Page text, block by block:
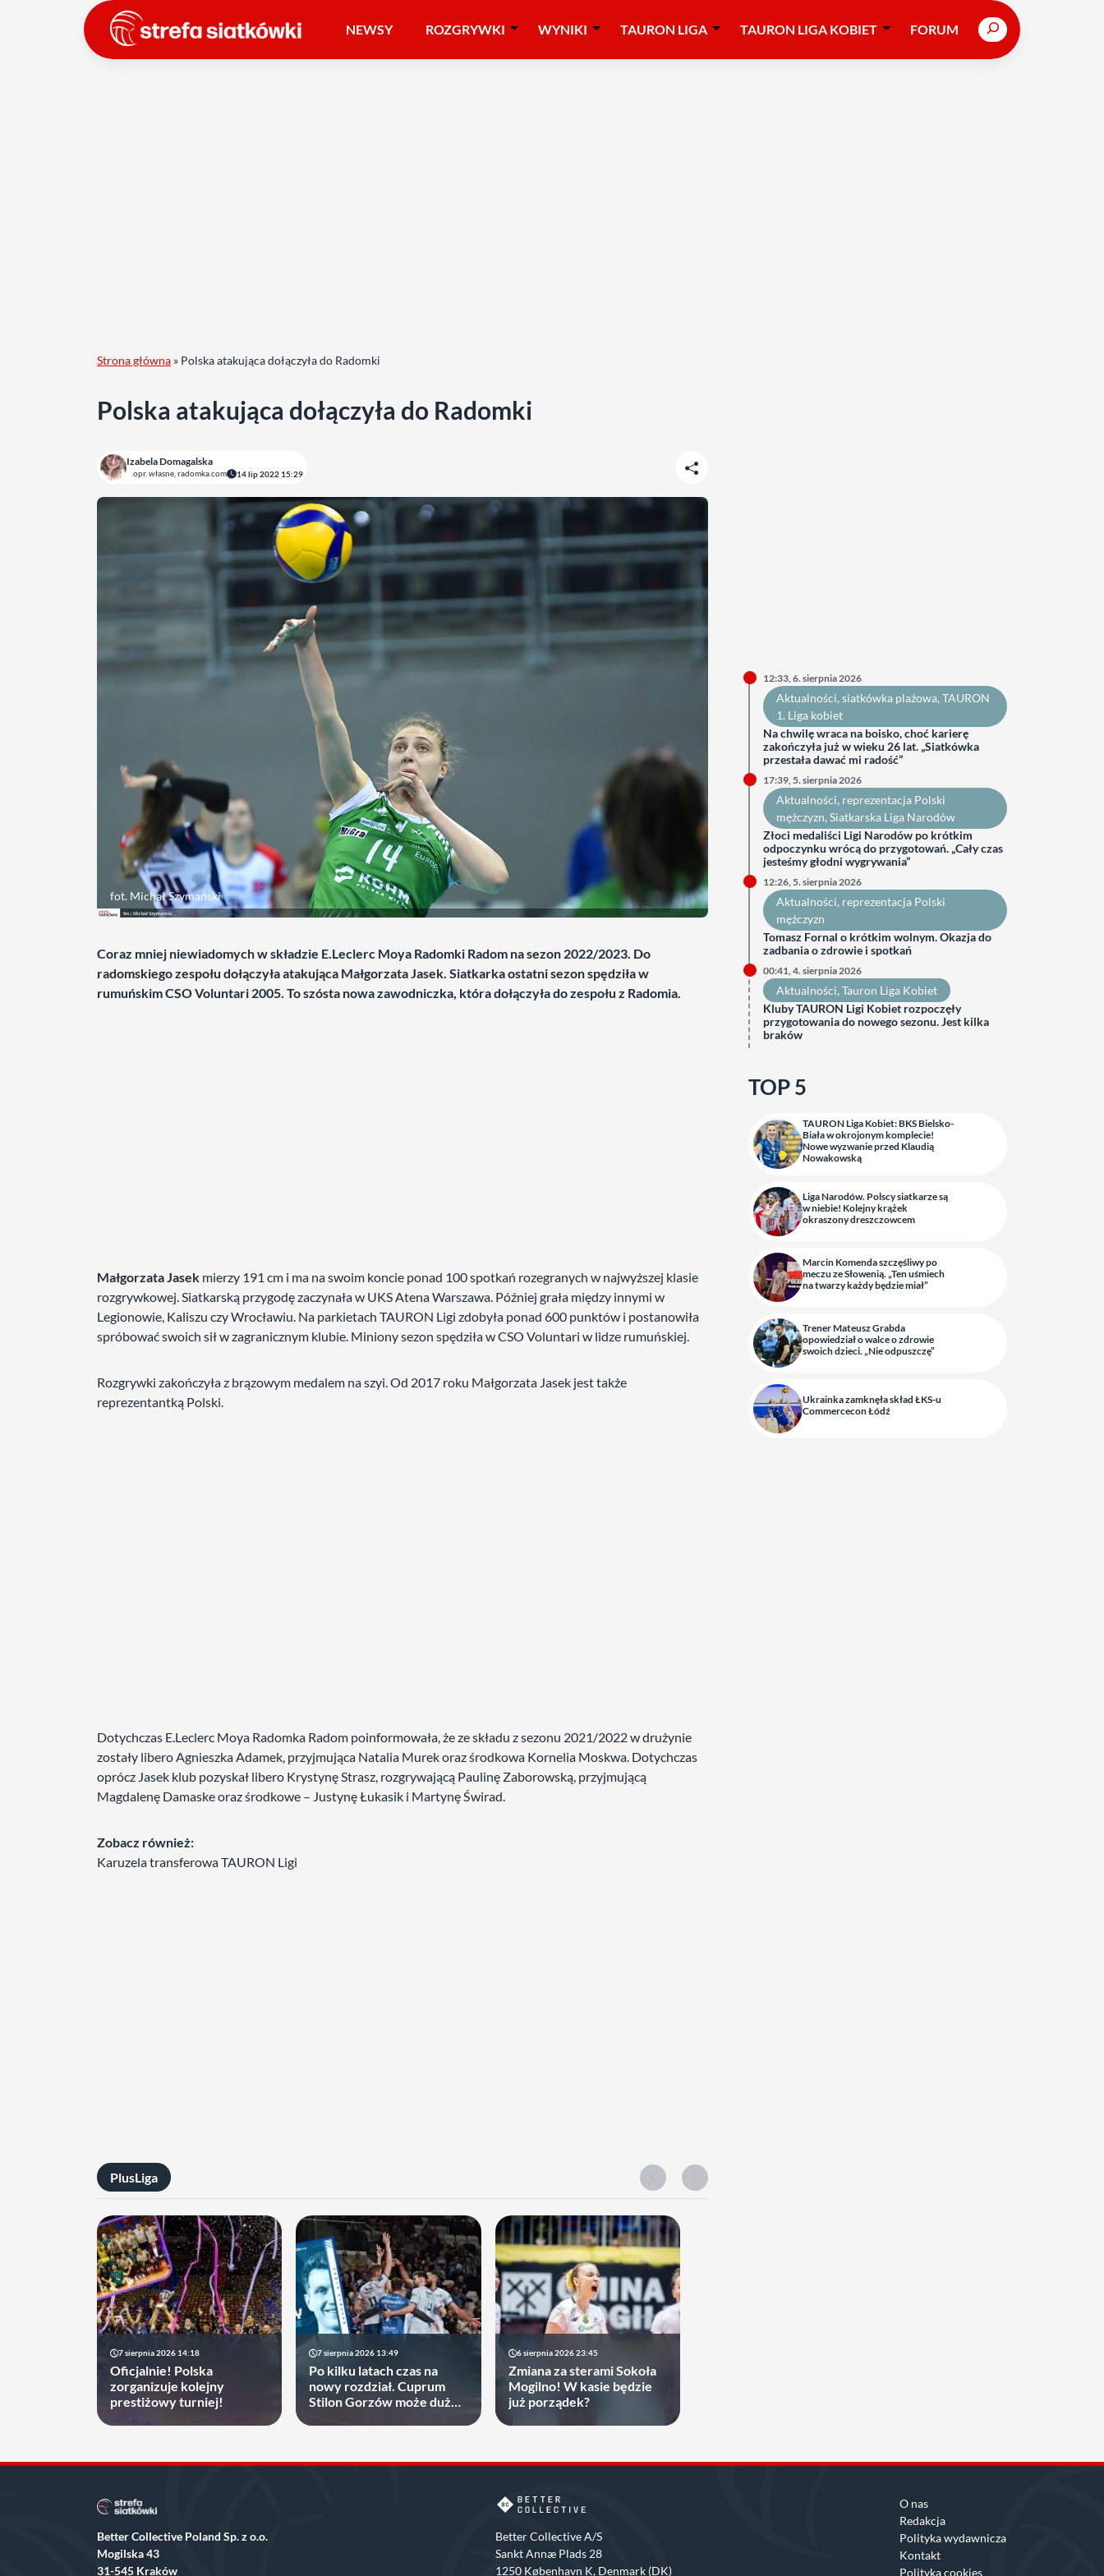
NEWSY ROZGRYWKI WYNIKI TAURON LIGA TAURON LIGA KOBIET FORUM Search
Strona główna » Polska atakująca dołączyła do Radomki
Polska atakująca dołączyła do Radomki
Izabela Domagalska
opr. własne, radomka.com 14 lip 2022 15:29
fot. Michał Szymański
Coraz mniej niewiadomych w składzie E.Leclerc Moya Radomki Radom na sezon 2022/2023. Do
radomskiego zespołu dołączyła atakująca Małgorzata Jasek. Siatkarka ostatni sezon spędziła w
rumuńskim CSO Voluntari 2005. To szósta nowa zawodniczka, która dołączyła do zespołu z Radomia.
MałgorzataJasek mierzy 191 cm i ma na swoim koncie ponad 100 spotkań rozegranych w najwyższej klasie
rozgrywkowej. Siatkarską przygodę zaczynała w UKS Atena Warszawa. Później grała między innymi w
Legionowie, Kaliszu czy Wrocławiu. Na parkietach TAURON Ligi zdobyła ponad 600 punktów i postanowiła
spróbować swoich sił w zagranicznym klubie. Miniony sezon spędziła w CSO Voluntari w lidze rumuńskiej.
Rozgrywki zakończyła z brązowym medalem na szyi. Od 2017 roku Małgorzata Jasek jest także
reprezentantką Polski.
Dotychczas E.Leclerc Moya Radomka Radom poinformowała, że ze składu z sezonu 2021/2022 w drużynie
zostały libero Agnieszka Adamek, przyjmująca Natalia Murek oraz środkowa Kornelia Moskwa. Dotychczas
oprócz Jasek klub pozyskał libero Krystynę Strasz, rozgrywającą Paulinę Zaborowską, przyjmującą
Magdalenę Damaske oraz środkowe – Justynę Łukasik i Martynę Świrad.
Zobacz również:
Karuzela transferowa TAURON Ligi
PlusLiga
7 sierpnia 2026 14:18
Oficjalnie! Polska
zorganizuje kolejny
prestiżowy turniej!
7 sierpnia 2026 13:49
Po kilku latach czas na
nowy rozdział. Cuprum
Stilon Gorzów może dużo
6 sierpnia 2026 23:45
Zmiana za sterami Sokoła
Mogilno! W kasie będzie
już porządek?
12:33, 6. sierpnia 2026
Aktualności, siatkówka plażowa, TAURON
1. Liga kobiet
Na chwilę wraca na boisko, choć karierę
zakończyła już w wieku 26 lat. „Siatkówka
przestała dawać mi radość”
17:39, 5. sierpnia 2026
Aktualności, reprezentacja Polski
mężczyzn, Siatkarska Liga Narodów
Złoci medaliści Ligi Narodów po krótkim
odpoczynku wrócą do przygotowań. „Cały czas
jesteśmy głodni wygrywania”
12:26, 5. sierpnia 2026
Aktualności, reprezentacja Polski
mężczyzn
Tomasz Fornal o krótkim wolnym. Okazja do
zadbania o zdrowie i spotkań
00:41, 4. sierpnia 2026
Aktualności, Tauron Liga Kobiet
Kluby TAURON Ligi Kobiet rozpoczęły
przygotowania do nowego sezonu. Jest kilka
braków
TOP 5
TAURON Liga Kobiet: BKS Bielsko-
Biała w okrojonym komplecie!
Nowe wyzwanie przed Klaudią
Nowakowską
Liga Narodów. Polscy siatkarze są
w niebie! Kolejny krążek
okraszony dreszczowcem
Marcin Komenda szczęśliwy po
meczu ze Słowenią. „Ten uśmiech
na twarzy każdy będzie miał”
Trener Mateusz Grabda
opowiedział o walce o zdrowie
swoich dzieci. „Nie odpuszczę”
Ukrainka zamknęła skład ŁKS-u
Commercecon Łódź
Better Collective Poland Sp. z o.o.
Mogilska 43
31-545 Kraków
Better Collective A/S
Sankt Annæ Plads 28
1250 København K, Denmark (DK)
O nas
Redakcja
Polityka wydawnicza
Kontakt
Polityka cookies